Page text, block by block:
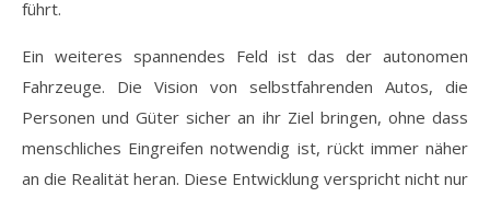
führt.
Ein weiteres spannendes Feld ist das der autonomen
Fahrzeuge. Die Vision von selbstfahrenden Autos, die
Personen und Güter sicher an ihr Ziel bringen, ohne dass
menschliches Eingreifen notwendig ist, rückt immer näher
an die Realität heran. Diese Entwicklung verspricht nicht nur